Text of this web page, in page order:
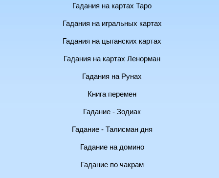
Гадания на картах Таро
Гадания на игральных картах
Гадания на цыганских картах
Гадания на картах Ленорман
Гадания на Рунах
Книга перемен
Гадание - Зодиак
Гадание - Талисман дня
Гадание на домино
Гадание по чакрам